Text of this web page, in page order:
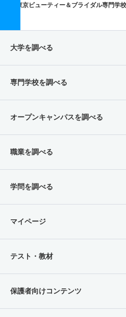
東京ビューティー＆ブライダル専門学
大学を調べる
専門学校を調べる
オープンキャンパスを調べる
職業を調べる
学問を調べる
マイページ
テスト・教材
保護者向けコンテンツ